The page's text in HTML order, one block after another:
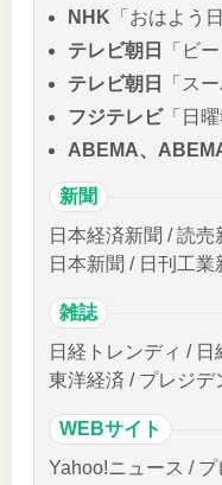
NHK 「おはよう
テレビ朝日
「ビ
テレビ朝日
「ス
フジテレビ「日曜
ABEMA、
新聞
日本経済新聞 / 読
日本新聞 / 日刊工業
雑誌
日経トレンディ / 日
東洋経済 / プレジデ
WEBサイト
Yahoo!ニュース /